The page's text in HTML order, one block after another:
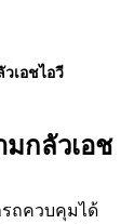
เอชไอวี
กลัวเอช
ถควบคุมได้